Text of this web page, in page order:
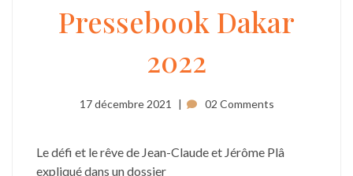
Pressebook
2022
Pressebook Dakar
2022
17 décembre 2021 02 Comments
Le défi et le rêve de Jean-Claude et Jérôme Plâ
expliqué dans un dossier